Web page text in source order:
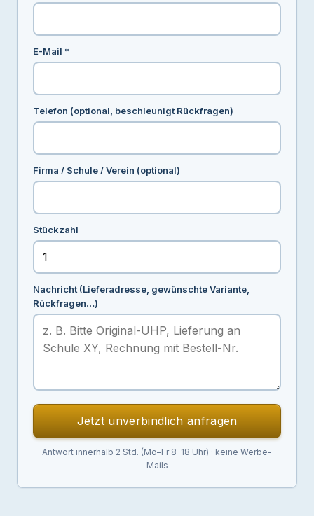
E-Mail *
Telefon (optional, beschleunigt Rückfragen)
Firma / Schule / Verein (optional)
Stückzahl
Nachricht (Lieferadresse, gewünschte Variante,
Rückfragen…)
Jetzt unverbindlich anfragen
Antwort innerhalb 2 Std. (Mo–Fr 8–18 Uhr) · keine Werbe-
Mails